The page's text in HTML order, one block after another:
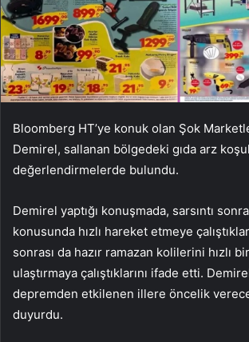
Bloomberg HT’ye konuk olan Şok
Demirel, sallanan bölgedeki gıda arz
değerlendirmelerde bulundu.
Demirel yaptığı konuşmada, sarsıntı
konusunda hızlı hareket etmeye
sonrası da hazır ramazan kolilerini hızlı
ulaştırmaya çalıştıklarını ifade etti.
depremden etkilenen illere öncelik
duyurdu.